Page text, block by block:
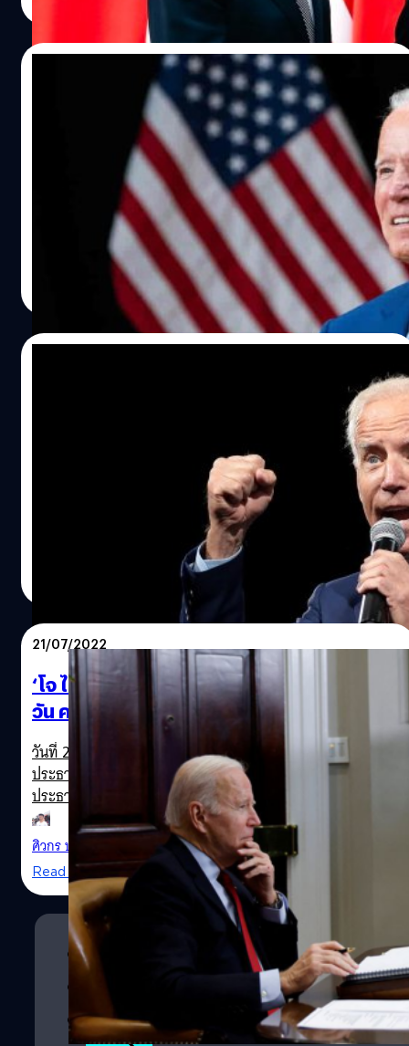
ไบเดน ลงนามกฎหมายลดเงินเฟ้อมูลค่า
700,000 ล้านดอลลาร์ ก่อนเลือกตั้งกลาง
เทอมในปลายปีนี้
ประธานาธิบดี โจ ไบเดน แห่งสหรัฐฯ ได้ลงนามในร่างกฎหมาย
ควบคุมเงินเฟ้อสหรัฐฯ มูลค่า 7 แสนล้านดอลลาร์ ซึ่งมีเป้า
หมายเพื่อต่อสู้กับการเปลี่ยนแปลงสภาพภูมิอากาศและค่าใช้
จ่ายด้านการรักษาพยาบาล ในขณะเดียวกันก็ขึ้นภาษีกับ
คนรวยเป็นหลัก
ทีมคอนเทนต์ BT| 1451 days ago
สภาผู้แทนฯสหรัฐผ่านกฎหมายสนับสนุนการ
สภาผู้แทนราษฎรสหรัฐฯ ผ่านกฎหมายเพื่อเพิ่มความสามารถ
ในการแข่งขันของอเมริกาต่อประเทศจีน โดยทุ่มเงินหลายพัน
ล้านดอลลาร์ไปกับกระบวนการผลิตเซมิคอนดักเตอร์และงาน
| 1470 days ago
21/07/2022
‘โจ ไบเดน’ เตรียมเจรจากับ ‘สี จิ้นผิง’ ภายใน 10
วัน คาดหารือเรื่องภาษีและเงินเฟ้อ
วันที่ 21 กรกฎาคม 2565 โจ ไบเดน (Joe Biden)
ประธานาธิบดีสหรัฐฯ กล่าวว่าเขาวางแผนจะพูดคุยกับสี จิ้นผิง
ประธานาธิบดีของจีนภายใน 10 วันต่อจากนี้ เนื่องจากสหรัฐฯ
กำลังพิจารณาว่าการลดภาษีนำเข้าจากจีนอาจจะช่วยบรรเทา
ปัญหาเงินเฟ้อในสหรัฐฯ ได้
ศิวกร ปล้องใหม | 1478 days ago
Read More
1
3